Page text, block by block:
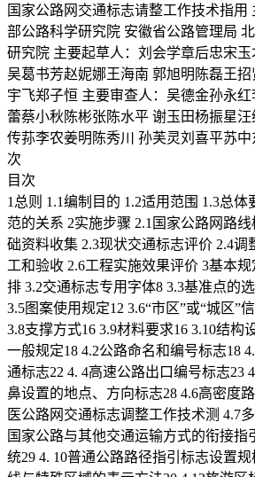
国家公路网交通标志请整工作技术指用
部公路科学研究院 安徽省公路管理局
研究院 主要起草人：刘会学章后忠宋
吴葛书芳赵妮娜王海南 郭旭明陈磊王
宇飞郑子恒 主要审查人：吴德金孙永
蕾蔡小秋陈彬张陈水平 谢玉田杨振星
传荪李农姜明陈秀川 孙芙灵刘喜平苏中
次
目次
1总则 1.1编制目的 1.2适用范围 1.3总体
范的关系 2实施步骤 2.1国家公路网路
础资料收集 2.3现状交通标志评价 2.4调
工和验收 2.6工程实施效果评价 3基本
排 3.2交通标志专用字体8 3.3基准点的
3.5图案使用规定12 3.6“市区”或“城区”
3.8支撑方式16 3.9材料要求16 3.10结构
一般规定18 4.2公路命名和编号标志18
通标志22 4. 4高速公路出口编号标志23
鼻设置的地点、方向标志28 4.6高密度
医公路网交通标志调整工作技术测 4.7
国家公路与其他交通运输方式的衔接指
统29 4. 10普通公路路径指引标志设置